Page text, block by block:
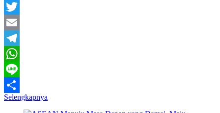
Facebook
Twitter
Email
Telegram
WhatsApp
Line
Share
Selengkapnya